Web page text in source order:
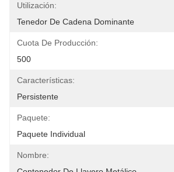
Utilización:
Tenedor De Cadena Dominante
Cuota De Producción:
500
Características:
Persistente
Paquete:
Paquete Individual
Nombre: